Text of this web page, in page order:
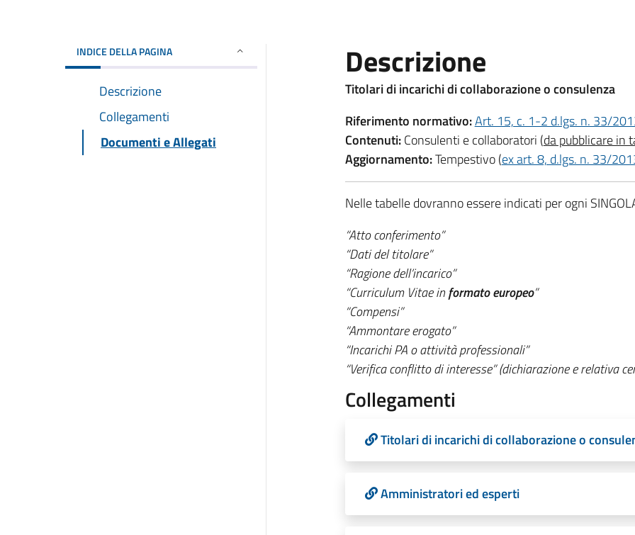
INDICE DELLA PAGINA
Descrizione
Collegamenti
Documenti e Allegati
Descrizione
Titolari di incarichi di collaborazione o consulenza
Riferimento normativo:Art. 15, c. 1-2 d.lgs. n. 33/
Contenuti:Consulenti e collaboratori (da pubblicare in
Aggiornamento:Tempestivo (ex art. 8, d.lgs. n. 33/
Nelle tabelle dovranno essere indicati per ogni
“Atto conferimento”
“Dati del titolare”
“Ragione dell’incarico”
“Curriculum Vitae informato europeo”
“Compensi”
“Ammontare erogato”
“Incarichi PA o attività professionali”
“Verifica conflitto di interesse” (dichiarazione e relativa
Collegamenti
Titolari di incarichi di collaborazione o
Amministratori ed esperti